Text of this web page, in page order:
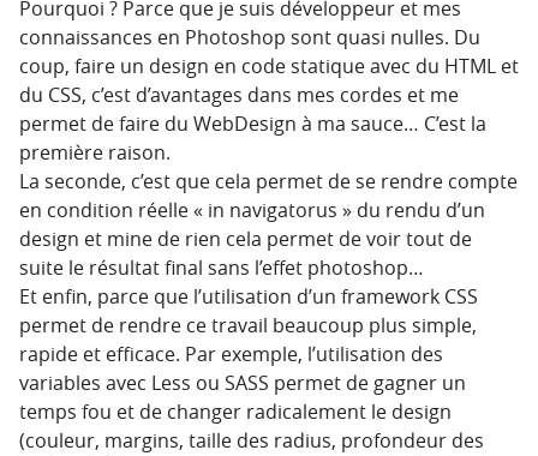
Pourquoi ? Parce que je suis développeur et mes
connaissances en Photoshop sont quasi nulles. Du
coup, faire un design en code statique avec du HTML et
du CSS, c’est d’avantages dans mes cordes et me
permet de faire du WebDesign à ma sauce… C’est la
première raison.
La seconde, c’est que cela permet de se rendre compte
en condition réelle « in navigatorus » du rendu d’un
design et mine de rien cela permet de voir tout de
suite le résultat final sans l’effet photoshop…
Et enfin, parce que l’utilisation d’un framework CSS
permet de rendre ce travail beaucoup plus simple,
rapide et efficace. Par exemple, l’utilisation des
variables avec Less ou SASS permet de gagner un
temps fou et de changer radicalement le design
(couleur, margins, taille des radius, profondeur des